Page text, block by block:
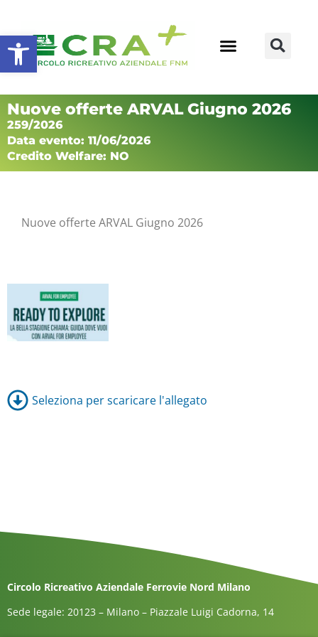
Apri la barra degli strumenti
Nuove offerte ARVAL Giugno 2026
259/2026
Data evento: 11/06/2026
Credito Welfare: NO
Nuove offerte ARVAL Giugno 2026
Seleziona per scaricare l'allegato
Circolo Ricreativo Aziendale Ferrovie Nord Milano
Sede legale: 20123 – Milano – Piazzale Luigi Cadorna, 14